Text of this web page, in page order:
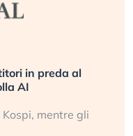
reale.
del 2008?
è sempre più